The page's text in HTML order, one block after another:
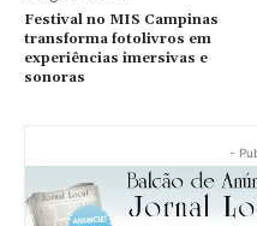
Festival no MIS Campinas
transforma fotolivros em
experiências imersivas e
sonoras
-